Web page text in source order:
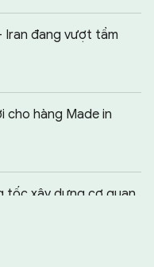
Iran đang vượt tầm
cho hàng Made in
tốc xây dựng cơ quan